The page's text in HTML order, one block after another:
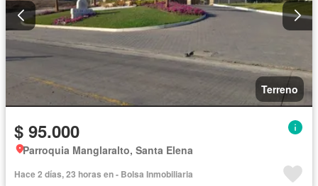
Terreno
$ 95.000
Parroquia Manglaralto, Santa Elena
Hace 2 días, 23 horas en - Bolsa Inmobiliaria